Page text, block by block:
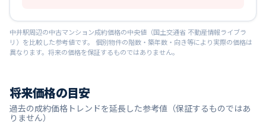
中井駅周辺の中古マンション成約価格の中央値（国土交通省 不動産情報ライブラ
リ）を比較した参考値です。 個別物件の階数・築年数・向き等により実際の価格は
異なります。将来の価格を保証するものではありません。
将来価格の目安
過去の成約価格トレンドを延長した参考値（保証するものではあ
りません）